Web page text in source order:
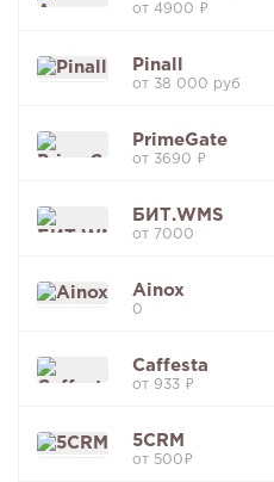
от 4900 ₽
Pinall
от 38 000 руб
PrimeGate
от 3690 ₽
БИТ.WMS
от 7000
Ainox
0
Caffesta
от 933 ₽
5CRM
от 500₽